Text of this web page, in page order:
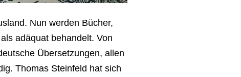
Nun werden Bücher,
adäquat behandelt. Von
Übersetzungen, allen
Thomas Steinfeld hat sich